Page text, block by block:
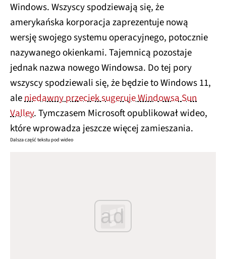
Windows. Wszyscy spodziewają się, że
amerykańska korporacja zaprezentuje nową
wersję swojego systemu operacyjnego, potocznie
nazywanego okienkami. Tajemnicą pozostaje
jednak nazwa nowego Windowsa. Do tej pory
wszyscy spodziewali się, że będzie to Windows 11,
aleniedawny przeciek sugeruje Windowsa Sun
Valley. Tymczasem Microsoft opublikował wideo,
które wprowadza jeszcze więcej zamieszania.
Dalsza część tekstu pod wideo
ad